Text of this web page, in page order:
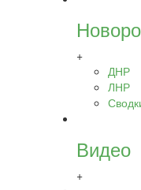
+
ДНР
ЛНР
Видео
+